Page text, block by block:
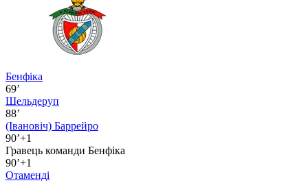
Бенфіка
69’
Шельдеруп
88’
(Івановіч) Баррейро
90’+1
Гравець команди Бенфіка
90’+1
Отаменді